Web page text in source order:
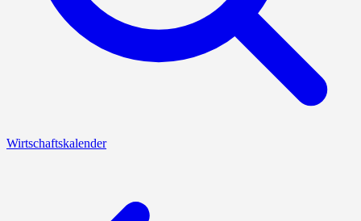
Wirtschaftskalender